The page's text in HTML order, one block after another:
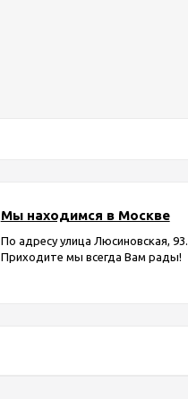
Мы находимся в Москве
По адресу улица Люсиновская, 93.
Приходите мы всегда Вам рады!